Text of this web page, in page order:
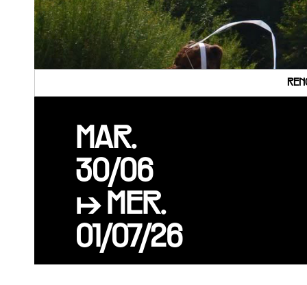
MAR.
30/06
↦ MER.
01/07/26